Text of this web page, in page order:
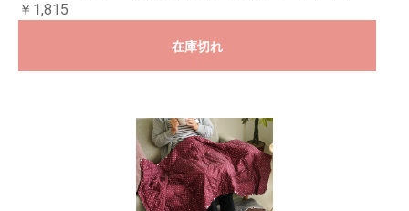
￥1,815
在庫切れ